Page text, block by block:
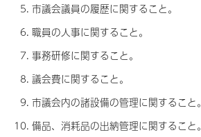
市議会議員の履歴に関すること。
職員の人事に関すること。
事務研修に関すること。
議会費に関すること。
市議会内の諸設備の管理に関すること。
備品、消耗品の出納管理に関すること。